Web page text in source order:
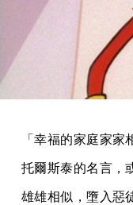
「幸福的家庭家
托爾斯泰的名言，
雄雄相似，墮入惡